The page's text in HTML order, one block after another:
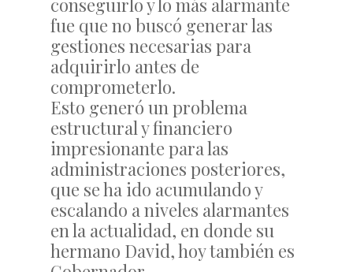
conseguirlo y lo más alarmante
fue que no buscó generar las
gestiones necesarias para
adquirirlo antes de
comprometerlo.
Esto generó un problema
estructural y financiero
impresionante para las
administraciones posteriores,
que se ha ido acumulando y
escalando a niveles alarmantes
en la actualidad, en donde su
hermano David, hoy también es